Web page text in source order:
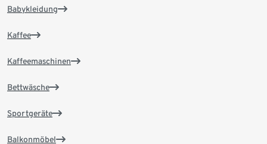
Babykleidung
Kaffee
Kaffeemaschinen
Bettwäsche
Sportgeräte
Balkonmöbel